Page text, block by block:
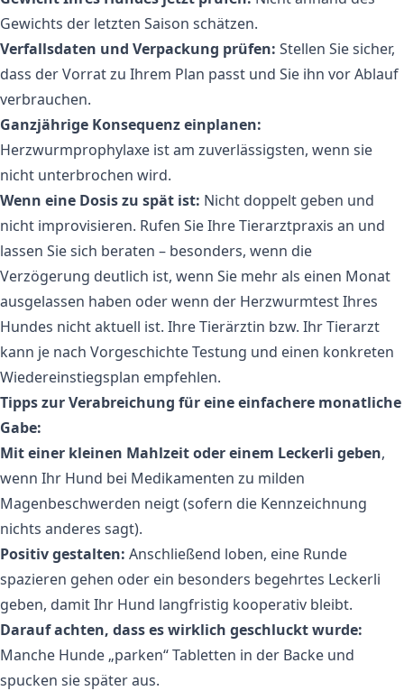
Gewichts der letzten Saison schätzen.
Verfallsdaten und Verpackung prüfen: Stellen Sie sicher,
dass der Vorrat zu Ihrem Plan passt und Sie ihn vor Ablauf
verbrauchen.
Ganzjährige Konsequenz einplanen:
Herzwurmprophylaxe ist am zuverlässigsten, wenn sie
nicht unterbrochen wird.
Wenn eine Dosis zu spät ist: Nicht doppelt geben und
nicht improvisieren. Rufen Sie Ihre Tierarztpraxis an und
lassen Sie sich beraten – besonders, wenn die
Verzögerung deutlich ist, wenn Sie mehr als einen Monat
ausgelassen haben oder wenn der Herzwurmtest Ihres
Hundes nicht aktuell ist. Ihre Tierärztin bzw. Ihr Tierarzt
kann je nach Vorgeschichte Testung und einen konkreten
Wiedereinstiegsplan empfehlen.
Tipps zur Verabreichung für eine einfachere monatliche
Gabe:
Mit einer kleinen Mahlzeit oder einem Leckerli geben,
wenn Ihr Hund bei Medikamenten zu milden
Magenbeschwerden neigt (sofern die Kennzeichnung
nichts anderes sagt).
Positiv gestalten: Anschließend loben, eine Runde
spazieren gehen oder ein besonders begehrtes Leckerli
geben, damit Ihr Hund langfristig kooperativ bleibt.
Darauf achten, dass es wirklich geschluckt wurde:
Manche Hunde „parken“ Tabletten in der Backe und
spucken sie später aus.